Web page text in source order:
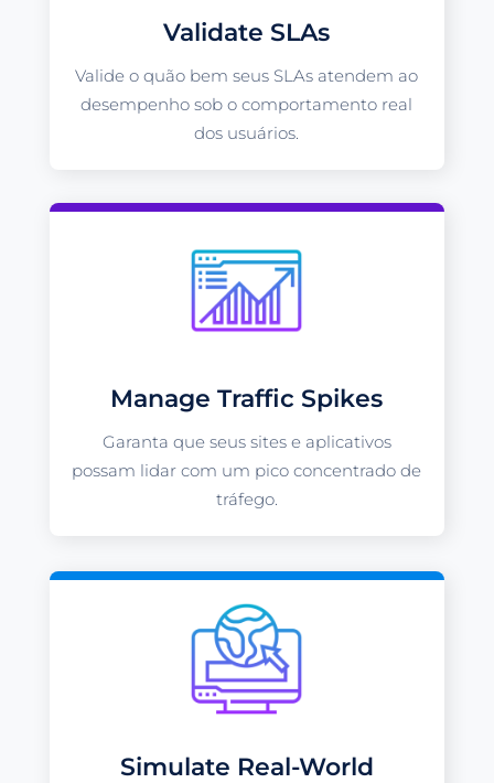
Validate SLAs
Valide o quão bem seus SLAs atendem ao
desempenho sob o comportamento real
dos usuários.
Manage Traffic Spikes
Garanta que seus sites e aplicativos
possam lidar com um pico concentrado de
tráfego.
Simulate Real-World